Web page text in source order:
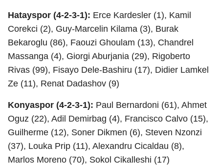
Hatayspor (4-2-3-1): Erce Kardesler (1), Kamil
Corekci (2), Guy-Marcelin Kilama (3), Burak
Bekaroglu (86), Faouzi Ghoulam (13), Chandrel
Massanga (4), Giorgi Aburjania (29), Rigoberto
Rivas (99), Fisayo Dele-Bashiru (17), Didier Lamkel
Ze (11), Renat Dadashov (9)
Konyaspor (4-2-3-1): Paul Bernardoni (61), Ahmet
Oguz (22), Adil Demirbag (4), Francisco Calvo (15),
Guilherme (12), Soner Dikmen (6), Steven Nzonzi
(37), Louka Prip (11), Alexandru Cicaldau (8),
Marlos Moreno (70), Sokol Cikalleshi (17)